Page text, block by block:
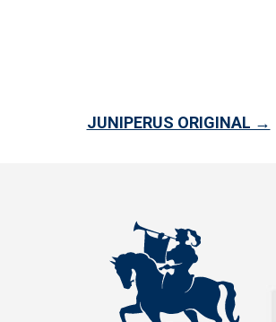
JUNIPERUS ORIGINAL →